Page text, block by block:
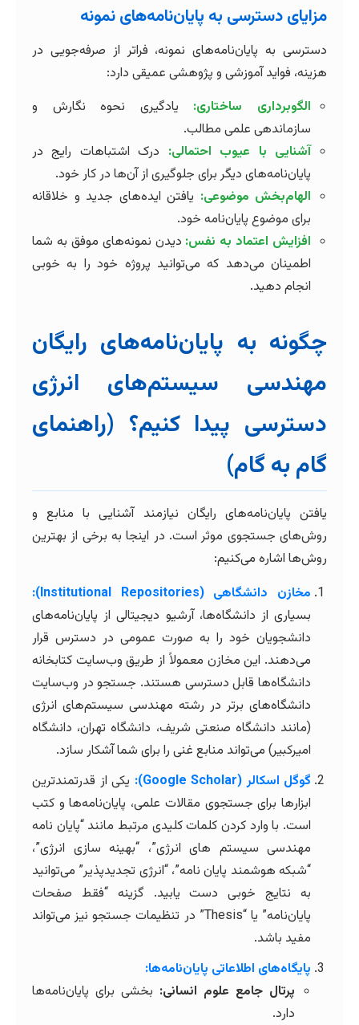
مزایای دسترسی به پایان‌نامه‌های نمونه
دسترسی به پایان‌نامه‌های نمونه، فراتر از صرفه‌جویی در
هزینه، فواید آموزشی و پژوهشی عمیقی دارد:
الگوبرداری ساختاری: یادگیری نحوه نگارش و
سازماندهی علمی مطالب.
آشنایی با عیوب احتمالی: درک اشتباهات رایج در
پایان‌نامه‌های دیگر برای جلوگیری از آن‌ها در کار خود.
الهام‌بخش موضوعی: یافتن ایده‌های جدید و خلاقانه
برای موضوع پایان‌نامه خود.
افزایش اعتماد به نفس: دیدن نمونه‌های موفق به شما
اطمینان می‌دهد که می‌توانید پروژه خود را به خوبی
انجام دهید.
چگونه به پایان‌نامه‌های رایگان
مهندسی سیستم‌های انرژی
دسترسی پیدا کنیم؟ (راهنمای
گام به گام)
یافتن پایان‌نامه‌های رایگان نیازمند آشنایی با منابع و
روش‌های جستجوی موثر است. در اینجا به برخی از بهترین
روش‌ها اشاره می‌کنیم:
مخازن دانشگاهی (Institutional Repositories):
بسیاری از دانشگاه‌ها، آرشیو دیجیتالی از پایان‌نامه‌های
دانشجویان خود را به صورت عمومی در دسترس قرار
می‌دهند. این مخازن معمولاً از طریق وب‌سایت کتابخانه
دانشگاه‌ها قابل دسترسی هستند. جستجو در وب‌سایت
دانشگاه‌های برتر در رشته مهندسی سیستم‌های انرژی
(مانند دانشگاه صنعتی شریف، دانشگاه تهران، دانشگاه
امیرکبیر) می‌تواند منابع غنی را برای شما آشکار سازد.
گوگل اسکالر (Google Scholar):
یکی از قدرتمندترین
ابزارها برای جستجوی مقالات علمی، پایان‌نامه‌ها و کتب
است. با وارد کردن کلمات کلیدی مرتبط مانند “پایان نامه
مهندسی سیستم های انرژی”، “بهینه سازی انرژی”،
“شبکه هوشمند پایان نامه”، “انرژی تجدیدپذیر” می‌توانید
به نتایج خوبی دست یابید. گزینه “فقط صفحات
پایان‌نامه” یا “Thesis” در تنظیمات جستجو نیز می‌تواند
مفید باشد.
پایگاه‌های اطلاعاتی پایان‌نامه‌ها:
پرتال جامع علوم انسانی: بخشی برای پایان‌نامه‌ها
دارد.